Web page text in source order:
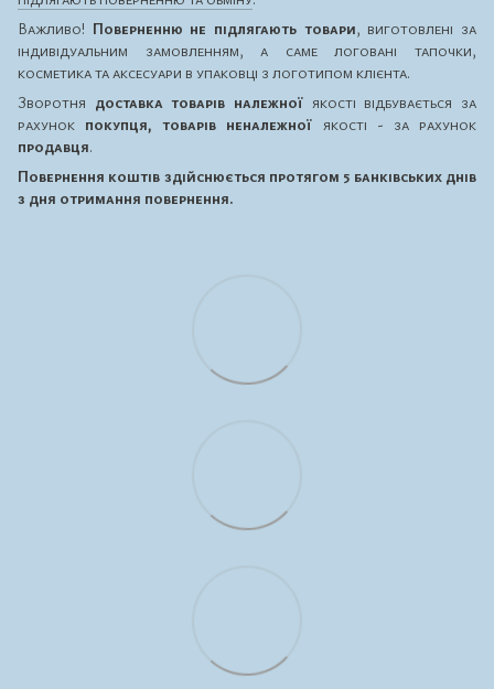
Важливо! Поверненню не підлягають товари, виготовлені за
індивідуальним замовленням, а саме логовані тапочки,
косметика та аксесуари в упаковці з логотипом клієнта.
Зворотня доставка товарів належної якості відбувається за
рахунок покупця, товарів неналежної якості - за рахунок
продавця.
Повернення коштів здійснюється протягом 5 банківських днів
з дня отримання повернення.